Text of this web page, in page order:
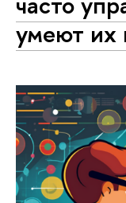
умеют их